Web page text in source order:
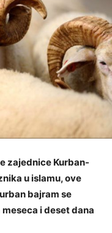
zajednice Kurban-
u islamu, ove
bajram se
i deset dana